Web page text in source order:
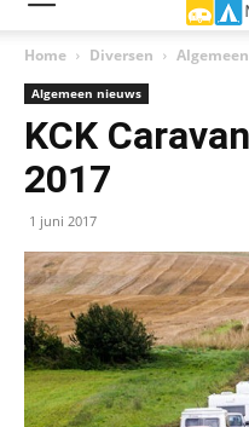
Home Diversen
Algemeen nieuws
KCK
2017
1 juni 2017